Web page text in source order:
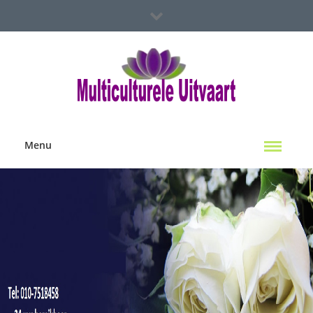
Spoed Hulp Nodig?
Multiculterele Uitvaart Locaties
Contact Ons
Menu